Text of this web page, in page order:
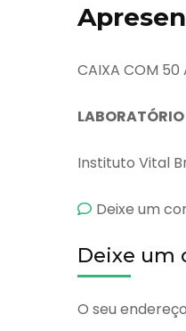
CAIXA COM 50
LABORATÓRIO
Instituto Vital
Deixe um
Deixe um
O seu